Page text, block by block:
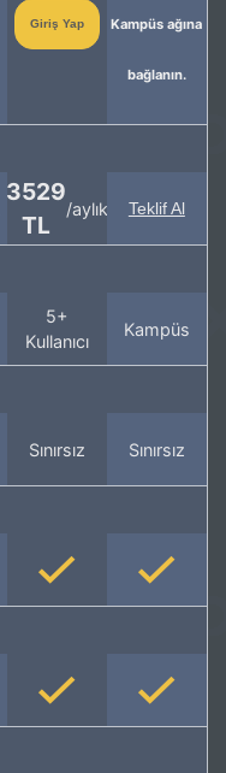
Giriş Yap Kampüs ağına
bağlanın.
3529
TL
/aylık Teklif Al
5+
Kullanıcı
Kampüs
Sınırsız Sınırsız